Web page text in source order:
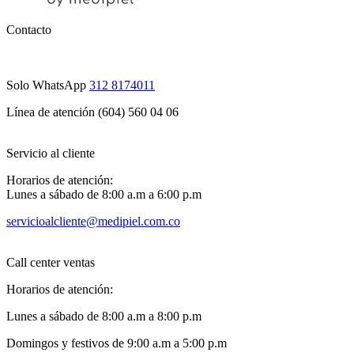
Contacto
Solo WhatsApp 312 8174011
Línea de atención (604) 560 04 06
Servicio al cliente
Horarios de atención:
Lunes a sábado de 8:00 a.m a 6:00 p.m
servicioalcliente@medipiel.com.co
Call center ventas
Horarios de atención:
Lunes a sábado de 8:00 a.m a 8:00 p.m
Domingos y festivos de 9:00 a.m a 5:00 p.m